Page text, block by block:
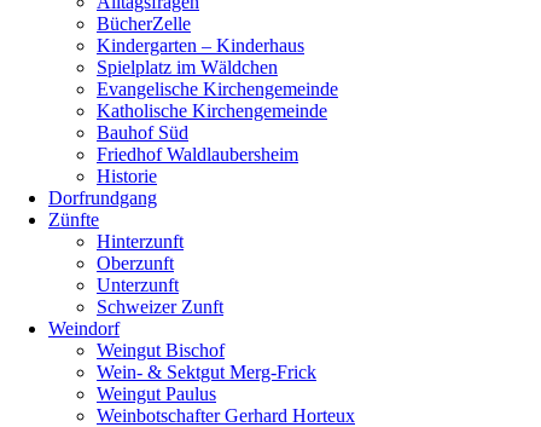
BücherZelle
Kindergarten – Kinderhaus
Spielplatz im Wäldchen
Evangelische Kirchengemeinde
Katholische Kirchengemeinde
Bauhof Süd
Friedhof Waldlaubersheim
Historie
Dorfrundgang
Zünfte
Hinterzunft
Oberzunft
Unterzunft
Schweizer Zunft
Weindorf
Weingut Bischof
Wein- & Sektgut Merg-Frick
Weingut Paulus
Weinbotschafter Gerhard Horteux